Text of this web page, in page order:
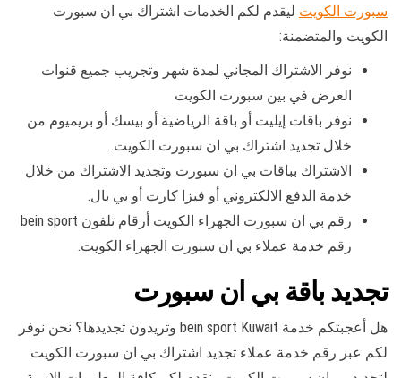
سبورت الكويت ليقدم لكم الخدمات اشتراك بي ان سبورت
الكويت والمتضمنة:
نوفر الاشتراك المجاني لمدة شهر وتجريب جميع قنوات
العرض في بين سبورت الكويت
نوفر باقات إيليت أو باقة الرياضية أو بيسك أو بريميوم من
خلال تجديد اشتراك بي ان سبورت الكويت.
الاشتراك بباقات بي ان سبورت وتجديد الاشتراك من خلال
خدمة الدفع الالكتروني أو فيزا كارت أو بي بال.
رقم بي ان سبورت الجهراء الكويت أرقام تلفون bein sport
رقم خدمة عملاء بي ان سبورت الجهراء الكويت.
تجديد باقة بي ان سبورت
هل أعجبتكم خدمة bein sport Kuwait وتريدون تجديدها؟ نحن نوفر
لكم عبر رقم خدمة عملاء تجديد اشتراك بي ان سبورت الكويت